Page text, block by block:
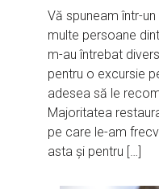
Vă spuneam într-
multe persoane
m-au întrebat
pentru o excursie
adesea să le
Majoritatea
pe care le-am
asta și pentru […]